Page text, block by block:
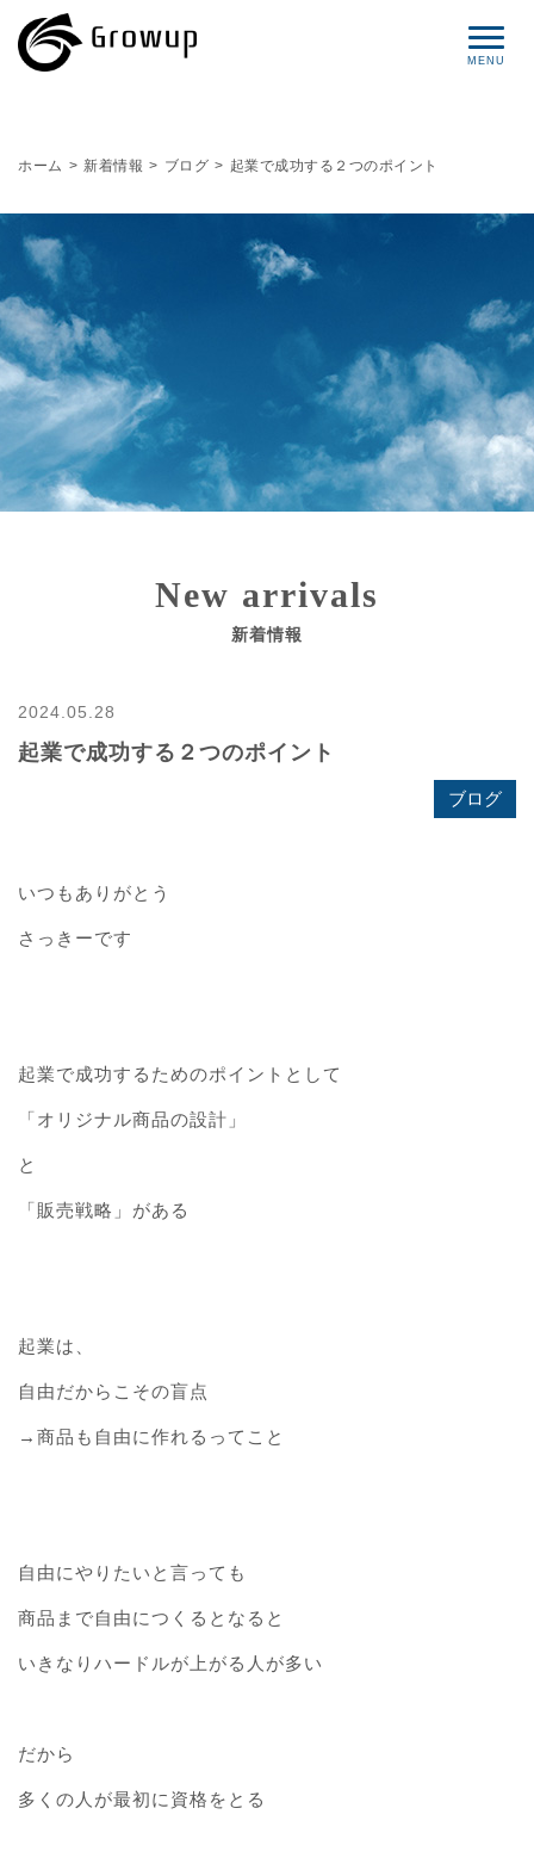
サービス
ブログ
お問い合わせ
ホーム > 新着情報 > ブログ > 起業で成功する２つのポイント
New arrivals
新着情報
2024.05.28
起業で成功する２つのポイント
ブログ
いつもありがとう
さっきーです
起業で成功するためのポイントとして
「オリジナル商品の設計」
と
「販売戦略」がある
起業は、
自由だからこその盲点
→商品も自由に作れるってこと
自由にやりたいと言っても
商品まで自由につくるとなると
いきなりハードルが上がる人が多い
だから
多くの人が最初に資格をとる